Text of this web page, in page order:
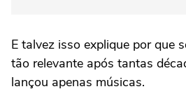
E talvez isso explique por que
tão relevante após tantas
lançou apenas músicas.